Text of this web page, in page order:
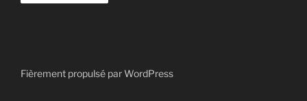
Fièrement propulsé par WordPress